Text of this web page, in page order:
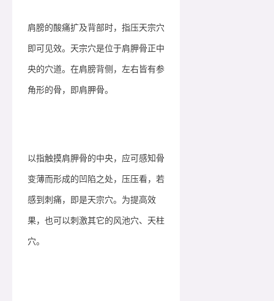
肩膀的酸痛扩及背部时，指压天宗穴
即可见效。天宗穴是位于肩胛骨正中
央的穴道。在肩膀背侧，左右皆有参
角形的骨，即肩胛骨。
以指触摸肩胛骨的中央，应可感知骨
变薄而形成的凹陷之处，压压看，若
感到刺痛，即是天宗穴。为提高效
果，也可以刺激其它的风池穴、天柱
穴。